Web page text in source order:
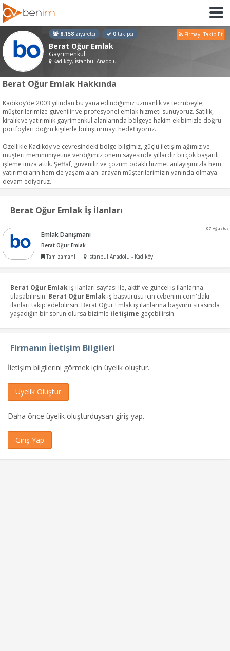
8.158 ziyaretçi 0 takipçi Firmayı Takip Et
Berat Oğur Emlak
Gayrimenkul
Kadıköy, İstanbul Anadolu
Berat Oğur Emlak Hakkında
Kadıköy’de 2003 yılından bu yana edindiğimiz uzmanlık ve tecrübeyle,
müşterilerimize güvenilir ve profesyonel emlak hizmeti sunuyoruz. Satılık,
kiralık ve yatırımlık gayrimenkul alanlarında bölgeye hakim ekibimizle doğru
portföyleri doğru kişilerle buluşturmayı hedefliyoruz.
Özellikle Kadıköy ve çevresindeki bölge bilgimiz, güçlü iletişim ağımız ve
müşteri memnuniyetine verdiğimiz önem sayesinde yıllardır birçok başarılı
işleme imza attık. Şeffaf, güvenilir ve çözüm odaklı hizmet anlayışımızla hem
yatırımcıların hem de yaşam alanı arayan müşterilerimizin yanında olmaya
devam ediyoruz.
Berat Oğur Emlak İş İlanları
07 Ağustos
Emlak Danışmanı
Berat Oğur Emlak
Tam zamanlı
İstanbul Anadolu - Kadıköy
Berat Oğur Emlak iş ilanları sayfası ile, aktif ve güncel iş ilanlarına
ulaşabilirsin. Berat Oğur Emlak iş başvurusu için cvbenim.com'daki
ilanları takip edebilirsin. Berat Oğur Emlak iş ilanlarına başvuru sırasında
yaşadığın bir sorun olursa bizimle iletişime geçebilirsin.
Firmanın İletişim Bilgileri
İletişim bilgilerini görmek için üyelik oluştur.
Üyelik Oluştur
Daha önce üyelik oluşturduysan giriş yap.
Giriş Yap